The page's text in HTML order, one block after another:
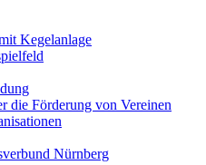
Kegelanlage
die Förderung von Vereinen
Nürnberg